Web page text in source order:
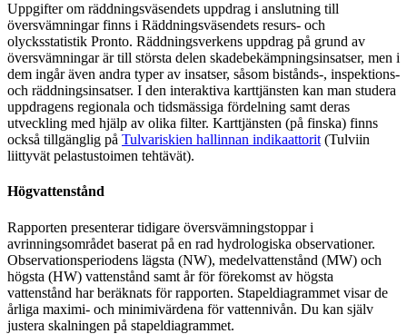
Uppgifter om räddningsväsendets uppdrag i anslutning till
översvämningar finns i Räddningsväsendets resurs- och
olycksstatistik Pronto. Räddningsverkens uppdrag på grund av
översvämningar är till största delen skadebekämpningsinsatser, men i
dem ingår även andra typer av insatser, såsom bistånds-, inspektions-
och räddningsinsatser. I den interaktiva karttjänsten kan man studera
uppdragens regionala och tidsmässiga fördelning samt deras
utveckling med hjälp av olika filter. Karttjänsten (på finska) finns
också tillgänglig på Tulvariskien hallinnan indikaattorit (Tulviin
liittyvät pelastustoimen tehtävät).
Högvattenstånd
Rapporten presenterar tidigare översvämningstoppar i
avrinningsområdet baserat på en rad hydrologiska observationer.
Observationsperiodens lägsta (NW), medelvattenstånd (MW) och
högsta (HW) vattenstånd samt år för förekomst av högsta
vattenstånd har beräknats för rapporten. Stapeldiagrammet visar de
årliga maximi- och minimivärdena för vattennivån. Du kan själv
justera skalningen på stapeldiagrammet.